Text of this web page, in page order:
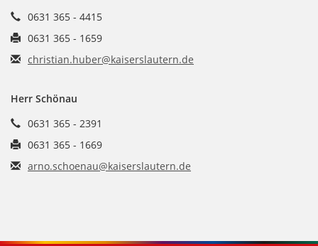
0631 365 - 4415
0631 365 - 1659
christian.huber@kaiserslautern.de
Herr Schönau
0631 365 - 2391
0631 365 - 1669
arno.schoenau@kaiserslautern.de